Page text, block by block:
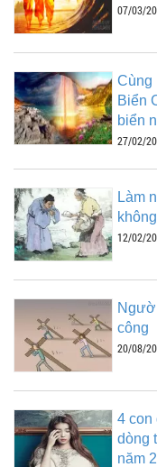
07/03/
Cùng
Biển
biển
27/02/
Làm
12/02/
công
20/08/
4 con
dòng
năm